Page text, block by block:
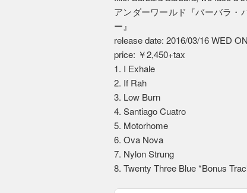
アンダーワールド『バーバラ・
ー』
release date: 2016/03/16 WED
price: ￥2,450+tax
1. I Exhale
2. If Rah
3. Low Burn
4. Santiago Cuatro
5. Motorhome
6. Ova Nova
7. Nylon Strung
8. Twenty Three Blue *Bonus